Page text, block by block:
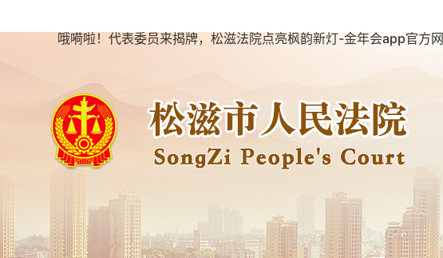
哦嗬啦！代表委员来揭牌，松滋法院点亮枫韵新灯-金年会app官方网